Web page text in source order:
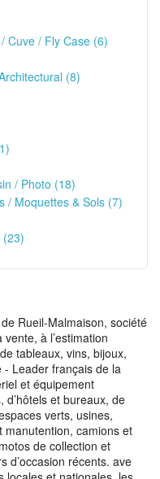
Cuve / Fly Case (6)
(8)
/ Photo (18)
/ Moquettes & Sols (7)
(23)
Rueil-Malmaison, société
à l’estimation
tableaux, vins, bijoux,
- Leader français de la
et équipement
d’hôtels et bureaux, de
verts, usines,
manutention, camions et
de collection et
d’occasion récents. ave